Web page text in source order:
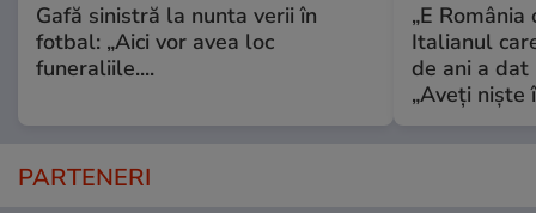
Gafă sinistră la nunta verii în
fotbal: „Aici vor avea loc
funeraliile....
„E
Italianul
de ani a
„Aveți niște
PARTENERI